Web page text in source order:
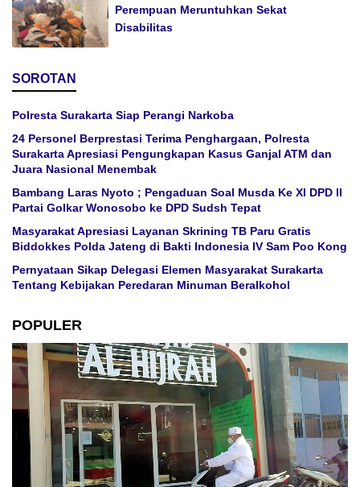
Perempuan Meruntuhkan Sekat
Disabilitas
SOROTAN
Polresta Surakarta Siap Perangi Narkoba
24 Personel Berprestasi Terima Penghargaan, Polresta
Surakarta Apresiasi Pengungkapan Kasus Ganjal ATM dan
Juara Nasional Menembak
Bambang Laras Nyoto ; Pengaduan Soal Musda Ke XI DPD II
Partai Golkar Wonosobo ke DPD Sudsh Tepat
Masyarakat Apresiasi Layanan Skrining TB Paru Gratis
Biddokkes Polda Jateng di Bakti Indonesia IV Sam Poo Kong
Pernyataan Sikap Delegasi Elemen Masyarakat Surakarta
Tentang Kebijakan Peredaran Minuman Beralkohol
POPULER